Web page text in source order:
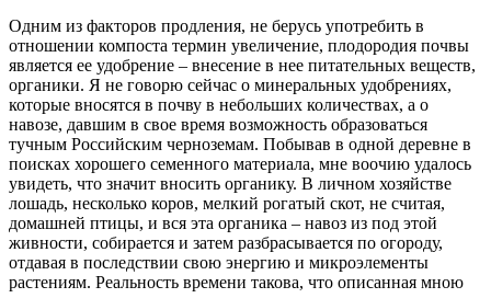
Одним из факторов продления, не берусь употребить в
отношении компоста термин увеличение, плодородия почвы
является ее удобрение – внесение в нее питательных веществ,
органики. Я не говорю сейчас о минеральных удобрениях,
которые вносятся в почву в небольших количествах, а о
навозе, давшим в свое время возможность образоваться
тучным Российским черноземам. Побывав в одной деревне в
поисках хорошего семенного материала, мне воочию удалось
увидеть, что значит вносить органику. В личном хозяйстве
лошадь, несколько коров, мелкий рогатый скот, не считая,
домашней птицы, и вся эта органика – навоз из под этой
живности, собирается и затем разбрасывается по огороду,
отдавая в последствии свою энергию и микроэлементы
растениям. Реальность времени такова, что описанная мною